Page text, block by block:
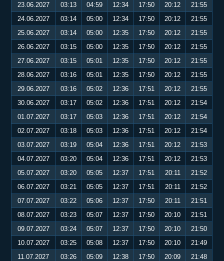
23.06.2027
03:13 04:59 12:34 17:50 20:12
21:55
24.06.2027
03:14 05:00 12:34 17:50 20:12
21:55
25.06.2027
03:14 05:00 12:35 17:50 20:12
21:55
26.06.2027
03:15 05:00 12:35 17:50 20:12
21:55
27.06.2027
03:15 05:01 12:35 17:50 20:12
21:55
28.06.2027
03:16 05:01 12:35 17:50 20:12
21:55
29.06.2027
03:16 05:02 12:36 17:51 20:12
21:55
30.06.2027
03:17 05:02 12:36 17:51 20:12
21:54
01.07.2027
03:17 05:03 12:36 17:51 20:12
21:54
02.07.2027
03:18 05:03 12:36 17:51 20:12
21:54
03.07.2027
03:19 05:04 12:36 17:51 20:12
21:53
04.07.2027
03:20 05:04 12:36 17:51 20:12
21:53
05.07.2027
03:20 05:05 12:37 17:51 20:11
21:52
06.07.2027
03:21 05:05 12:37 17:51 20:11
21:52
07.07.2027
03:22 05:06 12:37 17:50 20:11
21:51
08.07.2027
03:23 05:07 12:37 17:50 20:10
21:51
09.07.2027
03:24 05:07 12:37 17:50 20:10
21:50
10.07.2027
03:25 05:08 12:37 17:50 20:10
21:49
11.07.2027
03:26 05:09 12:38 17:50 20:09
21:48